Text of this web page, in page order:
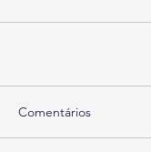
Comentários